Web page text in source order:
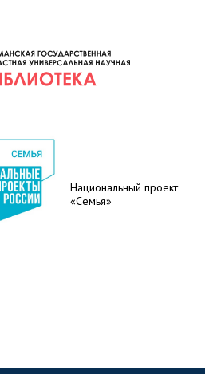
Национальный проект
«Семья»